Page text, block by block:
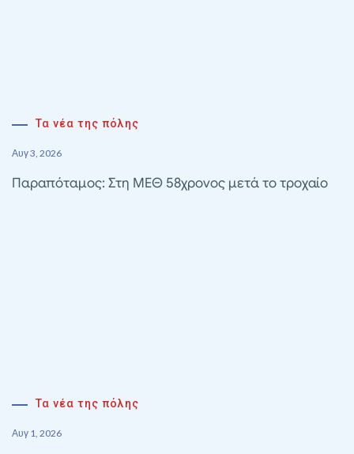
Τα νέα της πόλης
Αυγ 3, 2026
Παραπόταμος: Στη ΜΕΘ 58χρονος μετά το τροχαίο
Τα νέα της πόλης
Αυγ 1, 2026